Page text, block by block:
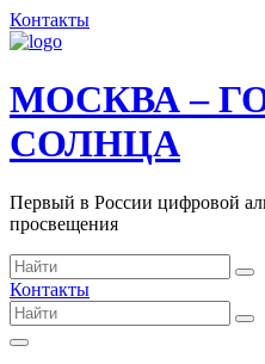
Контакты
МОСКВА –
СОЛНЦА
Первый в России цифровой
просвещения
Контакты